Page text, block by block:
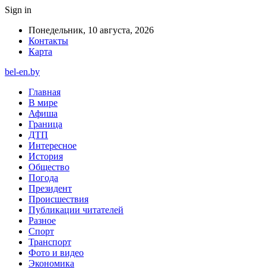
Sign in
Понедельник, 10 августа, 2026
Контакты
Карта
bel-en.by
Главная
В мире
Афиша
Граница
ДТП
Интересное
История
Общество
Погода
Президент
Происшествия
Публикации читателей
Разное
Спорт
Транспорт
Фото и видео
Экономика